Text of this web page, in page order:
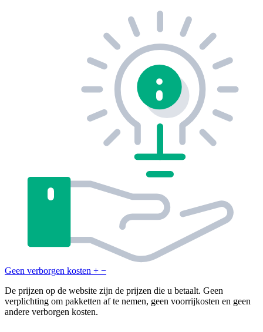
Geen verborgen kosten + −
De prijzen op de website zijn de prijzen die u betaalt. Geen
verplichting om pakketten af te nemen, geen voorrijkosten en geen
andere verborgen kosten.